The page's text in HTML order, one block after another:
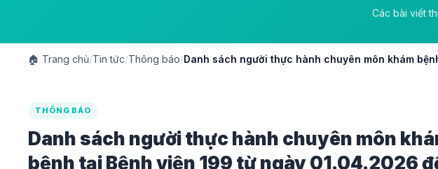
Các bài viết
🏠 Trang chủ/Tin tức/Thông báo/Danh sách người thực hành chuyên môn khám
THÔNG BÁO
Danh sách người thực hành chuyên môn
bệnh tại Bệnh viện 199 từ ngày 01.04.2026